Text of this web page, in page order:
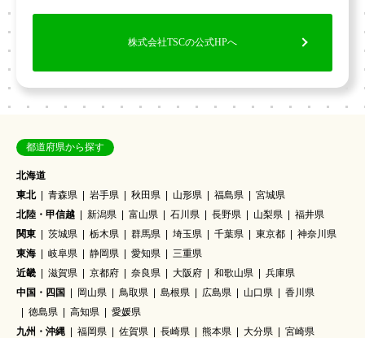
株式会社TSCの公式HPへ
都道府県から探す
北海道
東北
青森県 岩手県 秋田県 山形県 福島県
宮城県
北陸・甲信越
新潟県 富山県 石川県 長野県 山梨県
福井県
関東
茨城県 栃木県 群馬県 埼玉県 千葉県 東京都
神奈川県
東海
岐阜県 静岡県 愛知県
三重県
近畿
滋賀県 京都府 奈良県 大阪府 和歌山県
兵庫県
中国・四国
岡山県 鳥取県 島根県 広島県 山口県
香川県
徳島県
高知県
愛媛県
九州・沖縄
福岡県 佐賀県 長崎県 熊本県 大分県
宮崎県